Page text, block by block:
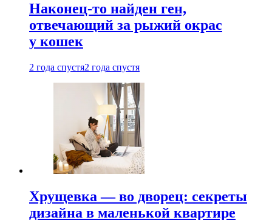
Наконец-то найден ген,
отвечающий за рыжий окрас
у кошек
2 года спустя2 года спустя
Хрущевка — во дворец: секреты
дизайна в маленькой квартире